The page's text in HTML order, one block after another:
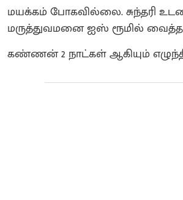
மயக்கம் போகவில்லை. சுந்தரி
மருத்துவமனை ஐஸ் ரூமில்
கண்ணன் 2 நாட்கள் ஆகியும்